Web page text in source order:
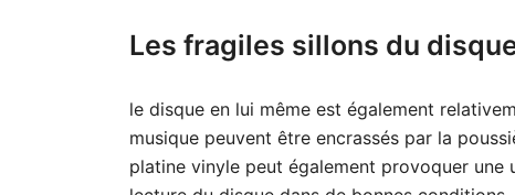
Les fragiles sillons du
le disque en lui même est également
musique peuvent être encrassés par la
platine vinyle peut également provoquer une